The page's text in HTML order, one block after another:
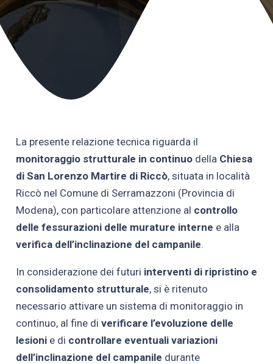
La presente relazione tecnica riguarda il
monitoraggio strutturale in continuodella Chiesa
di San Lorenzo Martire di Riccò, situata in località
Riccò nel Comune di Serramazzoni (Provincia di
Modena), con particolare attenzione al controllo
delle fessurazioni delle murature interne e alla
verifica dell’inclinazione del campanile.
In considerazione dei futuri interventi di ripristino e
consolidamento strutturale, si è ritenuto
necessario attivare un sistema di monitoraggio in
continuo, al fine di verificare l’evoluzione delle
lesionie di controllare eventuali variazioni
dell’inclinazione del campanile durante